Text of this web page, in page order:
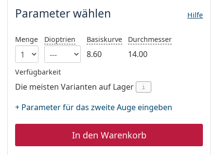
Persol
Prada
Alle Marken
ist offline
Parameter wählen Hilfe
Menge Dioptrien Basiskurve
8.60
Durchmesser
14.00
Verfügbarkeit
Die meisten Varianten auf Lager i
+ Parameter für das zweite Auge eingeben
In den Warenkorb